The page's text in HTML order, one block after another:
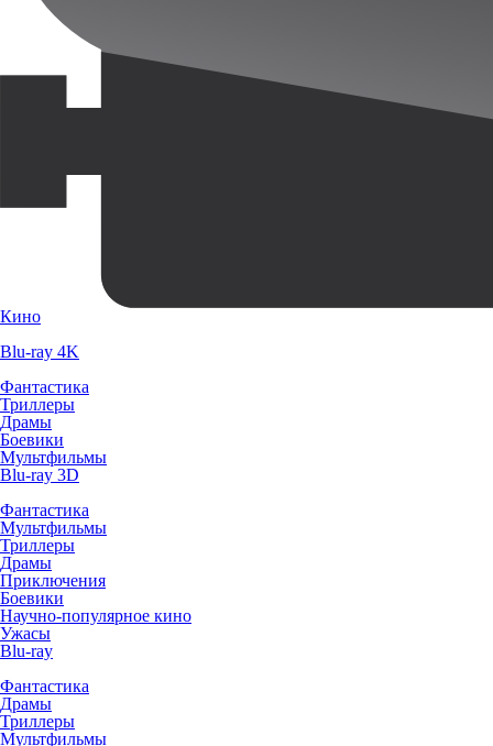
Кино
Blu-ray 4K
Фантастика
Триллеры
Драмы
Боевики
Мультфильмы
Blu-ray 3D
Фантастика
Мультфильмы
Триллеры
Драмы
Приключения
Боевики
Научно-популярное кино
Ужасы
Blu-ray
Фантастика
Драмы
Триллеры
Мультфильмы